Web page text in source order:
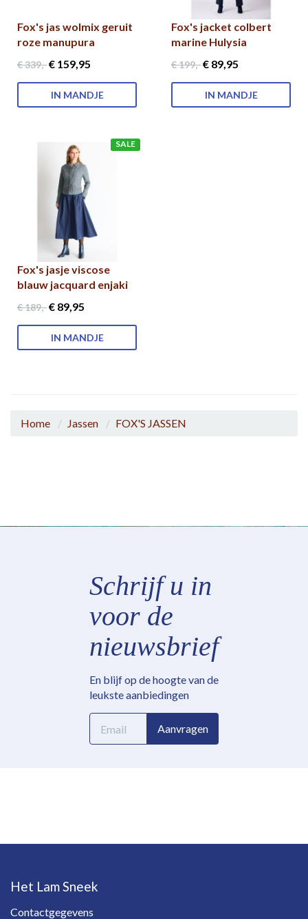
Fox's jas wolmix geruit
roze manupura
€ 339,-€ 159,95
IN MANDJE
Fox's jacket colbert
marine Hulysia
€ 199,-€ 89,95
IN MANDJE
SALE
Fox's jasje viscose
blauw jacquard enjaki
€ 189,-€ 89,95
IN MANDJE
Home Jassen FOX'S JASSEN
Schrijf u in
voor de
nieuwsbrief
En blijf op de hoogte van de
leukste aanbiedingen
E-
mailadres
Aanvragen
Het Lam Sneek
Contactgegevens